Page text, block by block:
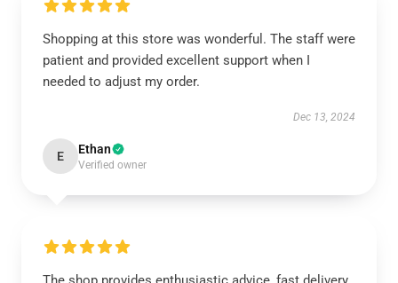
Shopping at this store was wonderful. The staff were
patient and provided excellent support when I
needed to adjust my order.
Dec 13, 2024
E Ethan
Verified owner